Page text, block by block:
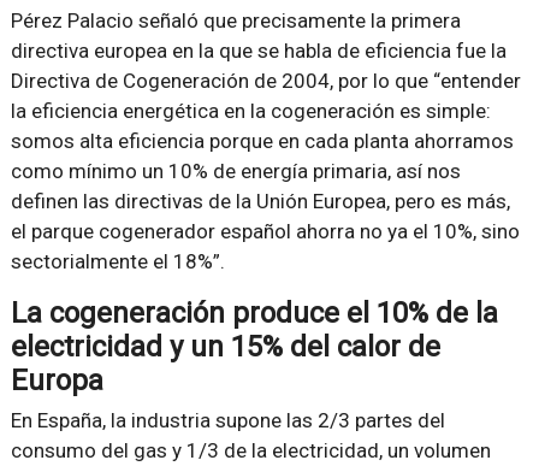
Pérez Palacio señaló que precisamente la primera
directiva europea en la que se habla de eficiencia fue la
Directiva de Cogeneración de 2004, por lo que “entender
la eficiencia energética en la cogeneración es simple:
somos alta eficiencia porque en cada planta ahorramos
como mínimo un 10% de energía primaria, así nos
definen las directivas de la Unión Europea, pero es más,
el parque cogenerador español ahorra no ya el 10%, sino
sectorialmente el 18%”.
La cogeneración produce el 10% de la
electricidad y un 15% del calor de
Europa
En España, la industria supone las 2/3 partes del
consumo del gas y 1/3 de la electricidad, un volumen